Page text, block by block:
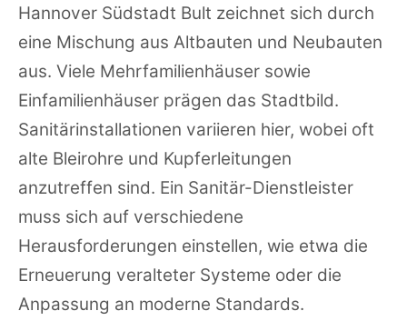
Hannover Südstadt Bult zeichnet sich durch
eine Mischung aus Altbauten und Neubauten
aus. Viele Mehrfamilienhäuser sowie
Einfamilienhäuser prägen das Stadtbild.
Sanitärinstallationen variieren hier, wobei oft
alte Bleirohre und Kupferleitungen
anzutreffen sind. Ein Sanitär-Dienstleister
muss sich auf verschiedene
Herausforderungen einstellen, wie etwa die
Erneuerung veralteter Systeme oder die
Anpassung an moderne Standards.